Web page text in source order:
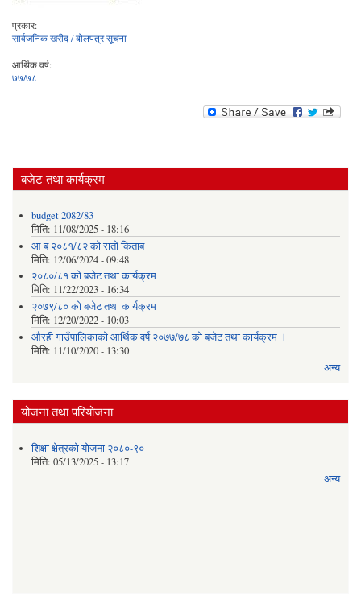
प्रकार:
सार्वजनिक खरीद / बोलपत्र सूचना
आर्थिक वर्ष:
७७/७८
बजेट तथा कार्यक्रम
budget 2082/83
मिति: 11/08/2025 - 18:16
आ ब २०८१/८२ काे राताे किताब
मिति: 12/06/2024 - 09:48
२०८०/८१ को बजेट तथा कार्यक्रम
मिति: 11/22/2023 - 16:34
२०७९/८० को बजेट तथा कार्यक्रम
मिति: 12/20/2022 - 10:03
औरही गाउँपालिकाको आर्थिक वर्ष २०७७/७८ को बजेट तथा कार्यक्रम ।
मिति: 11/10/2020 - 13:30
अन्य
योजना तथा परियोजना
शिक्षा क्षेत्रको योजना २०८०-९०
मिति: 05/13/2025 - 13:17
अन्य